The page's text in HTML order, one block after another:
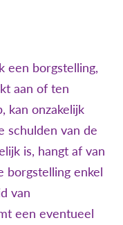
een borgstelling,
aan of ten
kan onzakelijk
schulden van de
is, hangt af van
borgstelling enkel
van
een eventueel